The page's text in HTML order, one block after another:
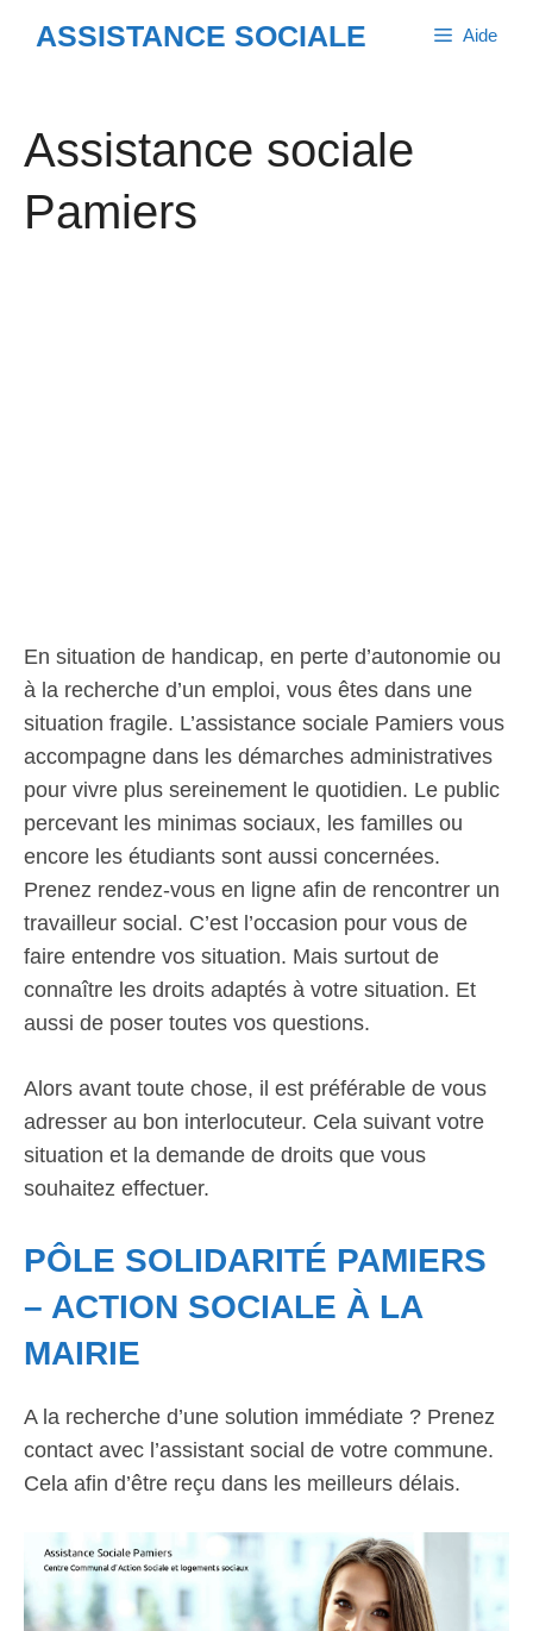
ASSISTANCE SOCIALE Aide
Assistance sociale
Pamiers
En situation de handicap, en perte d’autonomie ou
à la recherche d’un emploi, vous êtes dans une
situation fragile. L’assistance sociale Pamiers vous
accompagne dans les démarches administratives
pour vivre plus sereinement le quotidien. Le public
percevant les minimas sociaux, les familles ou
encore les étudiants sont aussi concernées.
Prenez rendez-vous en ligne afin de rencontrer un
travailleur social. C’est l’occasion pour vous de
faire entendre vos situation. Mais surtout de
connaître les droits adaptés à votre situation. Et
aussi de poser toutes vos questions.
Alors avant toute chose, il est préférable de vous
adresser au bon interlocuteur. Cela suivant votre
situation et la demande de droits que vous
souhaitez effectuer.
PÔLE SOLIDARITÉ PAMIERS
– ACTION SOCIALE À LA
MAIRIE
A la recherche d’une solution immédiate ? Prenez
contact avec l’assistant social de votre commune.
Cela afin d’être reçu dans les meilleurs délais.